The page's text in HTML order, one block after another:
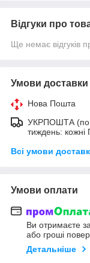
Відгуки про
Ще немає відгуків
Умови доставки
Нова Пошта
УКРПОШТА (по
тиждень:
Всі умови
Умови оплати
Ви отримаєте
або гроші
Детальніше